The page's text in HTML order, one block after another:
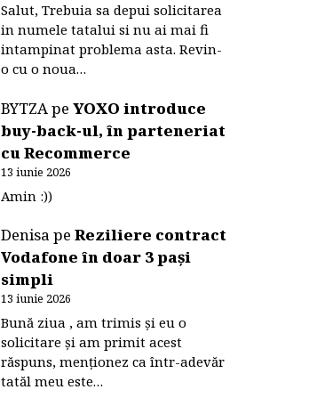
Salut, Trebuia sa depui solicitarea
in numele tatalui si nu ai mai fi
intampinat problema asta. Revin-
o cu o noua…
BYTZApeYOXO introduce
buy-back-ul, în parteneriat
cu Recommerce
13 iunie 2026
Amin :))
DenisapeReziliere contract
Vodafone în doar 3 pași
simpli
13 iunie 2026
Bună ziua , am trimis și eu o
solicitare și am primit acest
răspuns, menționez ca într-adevăr
tatăl meu este…